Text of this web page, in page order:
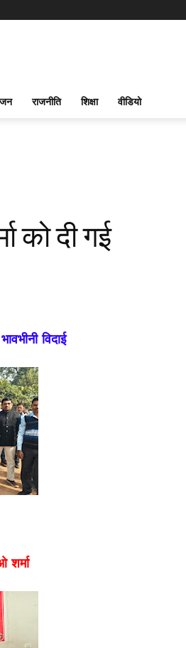
राजनीति शिक्षा वीडियो
को दी गई
विदाई
शर्मा